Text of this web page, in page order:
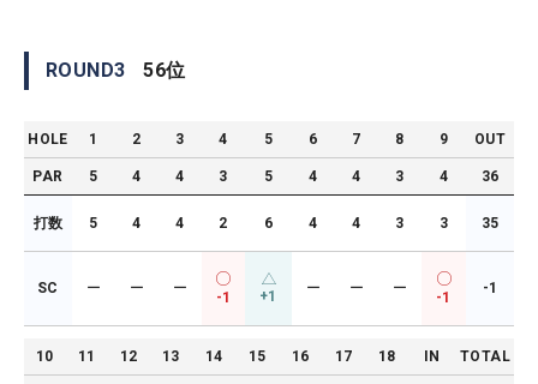
ROUND3 56位
HOLE 1 2 3 4 5 6 7 8 9 OUT
PAR 5 4 4 3 5 4 4 3 4 36
打数 5 4 4 2 6 4 4 3 3 35
SC ー ー ー
-1 +1 ー ー ー
-1
-1
10 11 12 13 14 15 16 17 18 IN TOTAL